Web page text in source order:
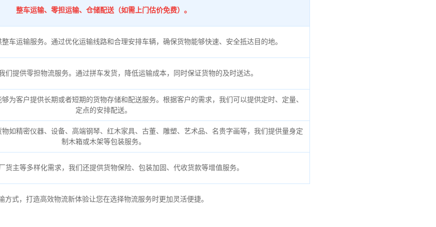
整车运输、零担运输、仓储配送（如需上门估价免费）。
车运输服务。通过优化运输线路和合理安排车辆，确保货物能够快速、安全抵达目的地。
们提供零担物流服务。通过拼车发货，降低运输成本，同时保证货物的及时送达。
为客户提供长期或者短期的货物存储和配送服务。根据客户的需求，我们可以提供定时、定量、
定点的安排配送。
如精密仪器、设备、高端钢琴、红木家具、古董、雕塑、艺术品、名贵字画等，我们提供量身定
制木箱或木架等包装服务。
货主等多样化需求，我们还提供货物保险、包装加固、代收货款等增值服务。
式，打造高效物流新体验让您在选择物流服务时更加灵活便捷。